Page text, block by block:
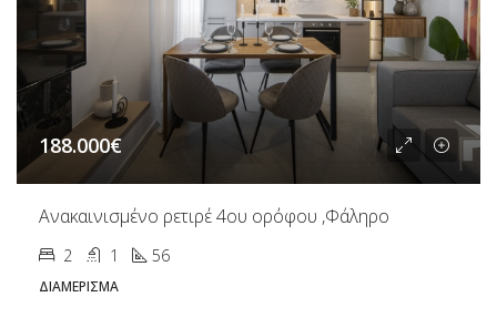
188.000€
Ανακαινισμένο ρετιρέ 4ου ορόφου ,Φάληρο
2 1 56
ΔΙΑΜΈΡΙΣΜΑ